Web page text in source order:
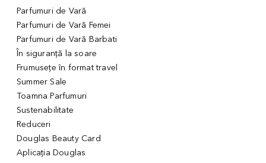
Parfumuri de Vară
Parfumuri de Vară Femei
Parfumuri de Vară Barbati
În siguranță la soare
Frumusețe în format travel
Summer Sale
Toamna Parfumuri
Sustenabilitate
Reduceri
Douglas Beauty Card
Aplicația Douglas